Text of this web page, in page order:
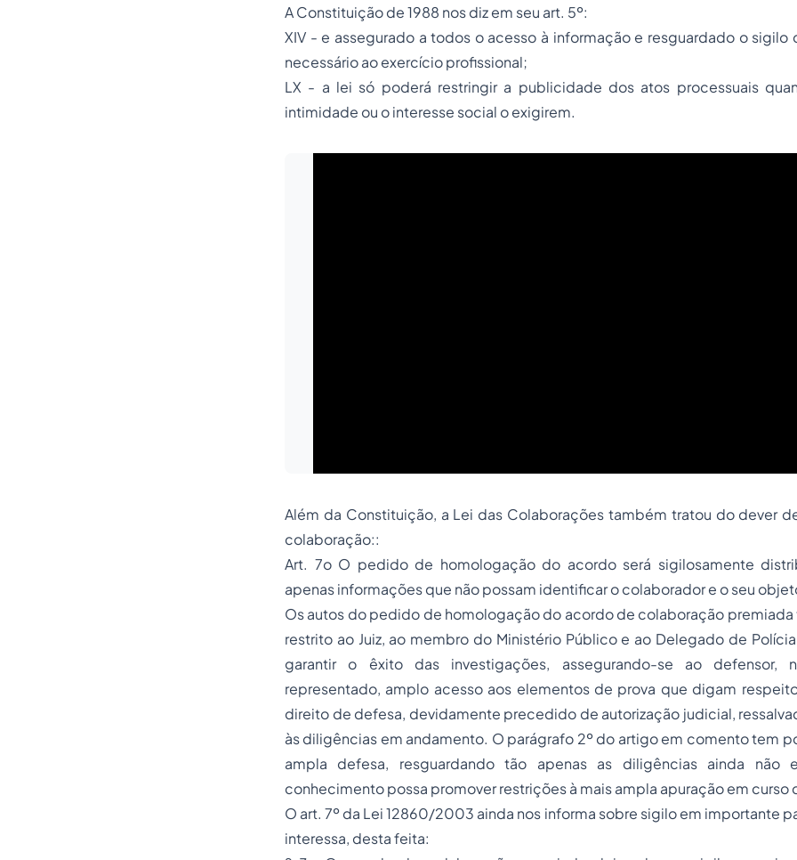
A Constituição de 1988 nos diz em seu art. 5º:
XIV - e assegurado a todos o acesso à informação e resguardado o sigilo
necessário ao exercício profissional;
LX - a lei só poderá restringir a publicidade dos atos processuais
intimidade ou o interesse social o exigirem.
Além da Constituição, a Lei das Colaborações também tratou do dever
colaboração::
Art. 7o O pedido de homologação do acordo será sigilosamente
apenas informações que não possam identificar o colaborador e o seu
Os autos do pedido de homologação do acordo de colaboração premiada
restrito ao Juiz, ao membro do Ministério Público e ao Delegado de
garantir o êxito das investigações, assegurando-se ao defensor,
representado, amplo acesso aos elementos de prova que digam
direito de defesa, devidamente precedido de autorização judicial,
às diligências em andamento. O parágrafo 2º do artigo em comento tem
ampla defesa, resguardando tão apenas as diligências ainda não
conhecimento possa promover restrições à mais ampla apuração em curso
O art. 7º da Lei 12860/2003 ainda nos informa sobre sigilo em importante
interessa, desta feita: